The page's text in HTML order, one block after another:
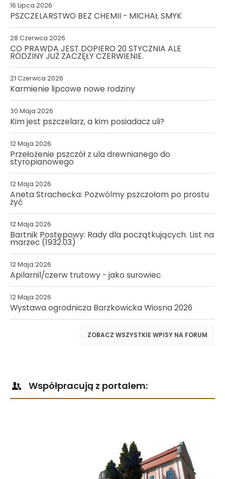
16 Lipca 2026
PSZCZELARSTWO BEZ CHEMII - MICHAŁ SMYK
28 Czerwca 2026
CO PRAWDA JEST DOPIERO 20 STYCZNIA ALE
RODZINY JUŻ ZACZĘŁY CZERWIENIE.
21 Czerwca 2026
Karmienie lipcowe nowe rodziny
30 Maja 2026
Kim jest pszczelarz, a kim posiadacz uli?
12 Maja 2026
Przełożenie pszczół z ula drewnianego do
styropianowego
12 Maja 2026
Aneta Strachecka: Pozwólmy pszczołom po prostu
żyć
12 Maja 2026
Bartnik Postępowy: Rady dla początkujących. List na
marzec (1932.03)
12 Maja 2026
Apilarnil/czerw trutowy - jako surowiec
12 Maja 2026
Wystawa ogrodnicza Barzkowicka Wiosna 2026
ZOBACZ WSZYSTKIE WPISY NA FORUM
Współpracują z portalem: